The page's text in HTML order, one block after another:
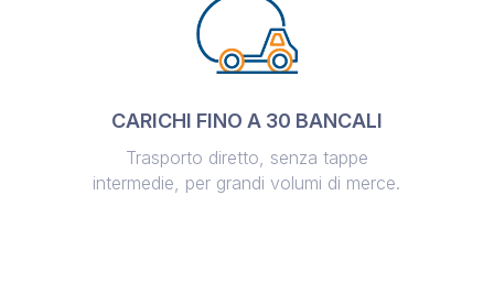
CARICHI FINO A 30 BANCALI
Trasporto diretto, senza tappe
intermedie, per grandi volumi di merce.